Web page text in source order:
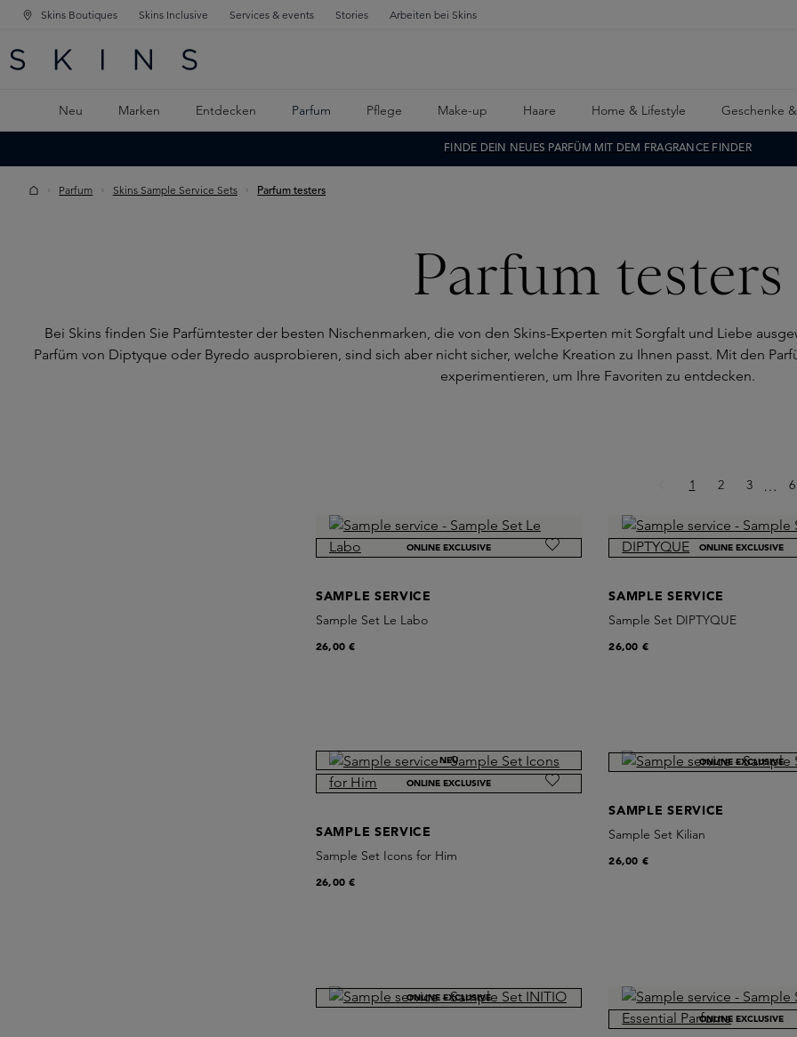
SPRINGEN
SPRINGEN
Skins Boutiques Skins Inclusive Services & events Stories Arbeiten bei Skins
Neu Marken Entdecken Parfum Pflege Make-up Haare Home & Lifestyle Geschenke
FINDE DEIN NEUES PARFÜM MIT DEM FRAGRANCE FINDER
Parfum Skins Sample Service Sets Parfum testers
Parfum testers
Bei Skins finden Sie Parfümtester der besten Nischenmarken, die von den Skins-Experten mit Sorgfalt und Liebe
Parfüm von Diptyque oder Byredo ausprobieren, sind sich aber nicht sicher, welche Kreation zu Ihnen passt. Mit den
experimentieren, um Ihre Favoriten zu entdecken.
Seite
1 Seite
2 Seite
3 Ellipsis
… 6
ONLINE EXCLUSIVE
SAMPLE SERVICE
Sample Set Le Labo
26,00 €
ONLINE EXCLUSIVE
SAMPLE SERVICE
Sample Set DIPTYQUE
26,00 €
NEU
ONLINE EXCLUSIVE
SAMPLE SERVICE
Sample Set Icons for Him
26,00 €
ONLINE EXCLUSIVE
SAMPLE SERVICE
Sample Set Kilian
26,00 €
ONLINE EXCLUSIVE
ONLINE EXCLUSIVE